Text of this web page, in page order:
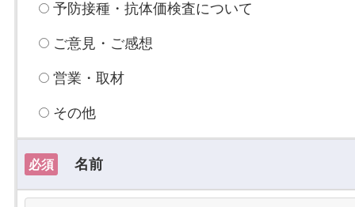
予防接種・抗体価検査について
ご意見・ご感想
営業・取材
その他
必須 名前